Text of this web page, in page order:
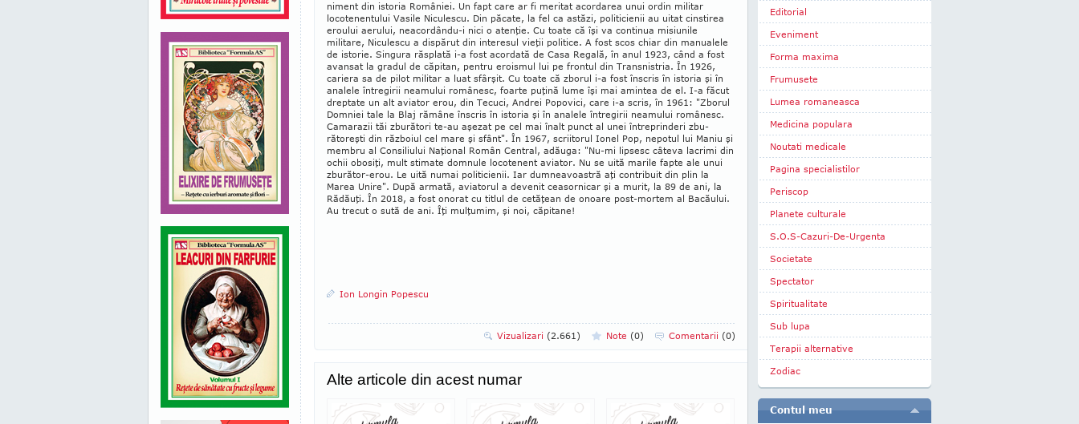
niment din istoria României. Un fapt care ar fi meritat acordarea unui ordin militar
locotenentului Vasile Nicu­lescu. Din păcate, la fel ca astăzi, politicienii au uitat cinstirea
eroului aerului, neacordându-i nici o atenţie. Cu toate că îşi va continua misiunile
militare, Niculescu a dispărut din interesul vieţii politice. A fost scos chiar din manualele
de istorie. Singura răsplată i-a fost acordată de Casa Regală, în anul 1923, când a fost
avansat la gradul de căpitan, pentru eroismul lui pe frontul din Transnistria. În 1926,
cariera sa de pilot militar a luat sfârşit. Cu toate că zborul i-a fost înscris în istoria şi în
analele întregirii neamului românesc, foarte puţină lume îşi mai amintea de el. I-a făcut
dreptate un alt aviator erou, din Tecuci, Andrei Popovici, care i-a scris, în 1961: "Zborul
Domniei tale la Blaj rămâne înscris în istoria şi în analele în­tregirii neamului românesc.
Camarazii tăi zburători te-au aşezat pe cel mai înalt punct al unei întreprinderi zbu­
rătoreşti din războiul cel mare şi sfânt". În 1967, scrii­torul Ionel Pop, nepotul lui Maniu şi
membru al Consi­liului Naţional Român Central, adăuga: "Nu-mi lipsesc câteva lacrimi din
ochii obosiţi, mult stimate dom­nule locotenent aviator. Nu se uită marile fapte ale unui
zbu­rător-erou. Le uită numai politicienii. Iar dumnea­voastră aţi contribuit din plin la
Marea Unire". După armată, avia­torul a devenit ceasornicar şi a murit, la 89 de ani, la
Rădăuţi. În 2018, a fost onorat cu titlul de cetă­ţean de onoare post-mortem al Bacăului.
Au trecut o sută de ani. Îţi mulţumim, şi noi, căpitane!
Ion Longin Popescu
Vizualizari (2.661) Note (0) Comentarii (0)
Alte articole din acest numar
Editorial
Eveniment
Forma maxima
Frumusete
Lumea romaneasca
Medicina populara
Noutati medicale
Pagina specialistilor
Periscop
Planete culturale
S.O.S-Cazuri-De-Urgenta
Societate
Spectator
Spiritualitate
Sub lupa
Terapii alternative
Zodiac
Contul meu